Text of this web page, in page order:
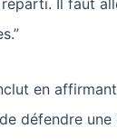
Il faut
en
défendre